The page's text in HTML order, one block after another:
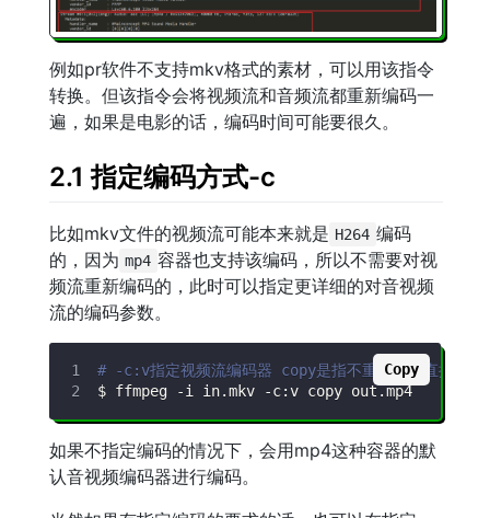
例如pr软件不支持mkv格式的素材，可以用该指令
转换。但该指令会将视频流和音频流都重新编码一
遍，如果是电影的话，编码时间可能要很久。
2.1 指定编码方式-c
比如mkv文件的视频流可能本来就是 H264 编码
的，因为 mp4 容器也支持该编码，所以不需要对视
频流重新编码的，此时可以指定更详细的对音视频
流的编码参数。
# -c:v指定视频流编码器 copy是指不重新编码直接copy
$ ffmpeg
-i in.mkv -c:v copy out.mp4
Copy
如果不指定编码的情况下，会用mp4这种容器的默
认音视频编码器进行编码。